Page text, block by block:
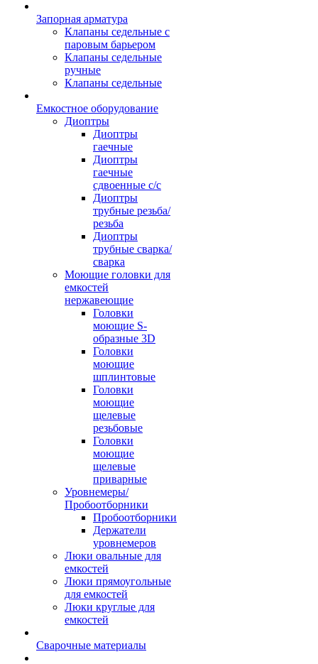
Запорная арматура
Клапаны седельные с
паровым барьером
Клапаны седельные
ручные
Клапаны седельные
Емкостное оборудование
Диоптры
Диоптры
гаечные
Диоптры
гаечные
сдвоенные c/c
Диоптры
трубные резьба/
резьба
Диоптры
трубные сварка/
сварка
Моющие головки для
емкостей
нержавеющие
Головки
моющие S-
образные 3D
Головки
моющие
шплинтовые
Головки
моющие
щелевые
резьбовые
Головки
моющие
щелевые
приварные
Уровнемеры/
Пробоотборники
Пробоотборники
Держатели
уровнемеров
Люки овальные для
емкостей
Люки прямоугольные
для емкостей
Люки круглые для
емкостей
Сварочные материалы